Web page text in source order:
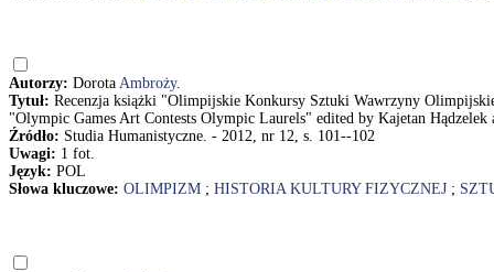
Autorzy: Dorota Ambroży.
Tytuł: Recenzja książki "Olimpijskie Konkursy Sztuki Wawrzyny
"Olympic Games Art Contests Olympic Laurels" edited by Kajetan
Źródło: Studia Humanistyczne. - 2012, nr 12, s. 101--102
Uwagi: 1 fot.
Język: POL
Słowa kluczowe: OLIMPIZM ; HISTORIA KULTURY FIZYCZNEJ ;